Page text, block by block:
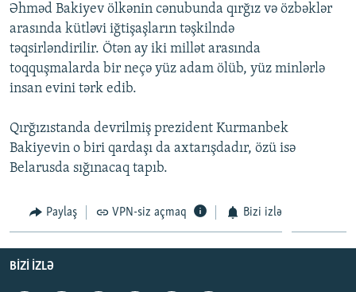
İZ - MƏDƏNIYYƏT PROQRAMI
MATERIALLARIMIZDAN ISTIFADƏ
AZADLIQRADIOSU MOBIL TELEFONUNUZDA
BIZIMLƏ ƏLAQƏ
XƏBƏR BÜLLETENLƏRIMIZ
RFE/RL-in bütün saytları
Əhməd Bakiyev ölkənin cənubunda qırğız və özbəklər
arasında kütləvi iğtişaşların təşkilndə
təqsirləndirilir. Ötən ay iki millət arasında
toqquşmalarda bir neçə yüz adam ölüb, yüz minlərlə
insan evini tərk edib.
Qırğızıstanda devrilmiş prezident Kurmanbek
Bakiyevin o biri qardaşı da axtarışdadır, özü isə
Belarusda sığınacaq tapıb.
Paylaş VPN-siz açmaq Bizi izlə
BIZI IZLƏ